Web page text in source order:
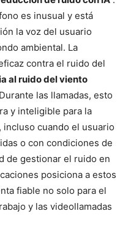
es inusual y está
la voz del usuario
ambiental. La
contra el ruido del
al ruido del viento
las llamadas, esto
y inteligible para la
incluso cuando el usuario
o con condiciones de
de gestionar el ruido en
posiciona a estos
fiable no solo para el
y las videollamadas